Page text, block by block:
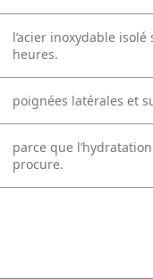
l’acier inoxydable
heures.
poignées latérales et
parce que
procure.